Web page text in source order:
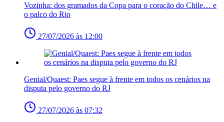
Vozinha: dos gramados da Copa para o coração do Chile… e
o palco do Rio
27/07/2026 às 12:00
Genial/Quaest: Paes segue à frente em todos os cenários na
disputa pelo governo do RJ
27/07/2026 às 07:32